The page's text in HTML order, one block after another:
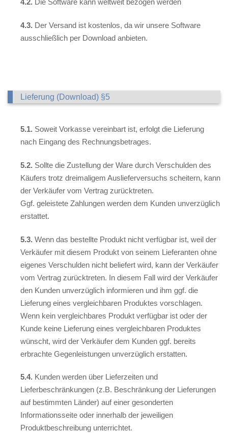
4.2. Die Software kann weltweit bezogen werden
4.3. Der Versand ist kostenlos, da wir unsere Software
ausschließlich per Download anbieten.
Lieferung (Download) §5
5.1. Soweit Vorkasse vereinbart ist, erfolgt die Lieferung
nach Eingang des Rechnungsbetrages.
5.2. Sollte die Zustellung der Ware durch Verschulden des
Käufers trotz dreimaligem Auslieferversuchs scheitern, kann
der Verkäufer vom Vertrag zurücktreten.
Ggf. geleistete Zahlungen werden dem Kunden unverzüglich
erstattet.
5.3. Wenn das bestellte Produkt nicht verfügbar ist, weil der
Verkäufer mit diesem Produkt von seinem Lieferanten ohne
eigenes Verschulden nicht beliefert wird, kann der Verkäufer
vom Vertrag zurücktreten. In diesem Fall wird der Verkäufer
den Kunden unverzüglich informieren und ihm ggf. die
Lieferung eines vergleichbaren Produktes vorschlagen.
Wenn kein vergleichbares Produkt verfügbar ist oder der
Kunde keine Lieferung eines vergleichbaren Produktes
wünscht, wird der Verkäufer dem Kunden ggf. bereits
erbrachte Gegenleistungen unverzüglich erstatten.
5.4. Kunden werden über Lieferzeiten und
Lieferbeschränkungen (z.B. Beschränkung der Lieferungen
auf bestimmten Länder) auf einer gesonderten
Informationsseite oder innerhalb der jeweiligen
Produktbeschreibung unterrichtet.